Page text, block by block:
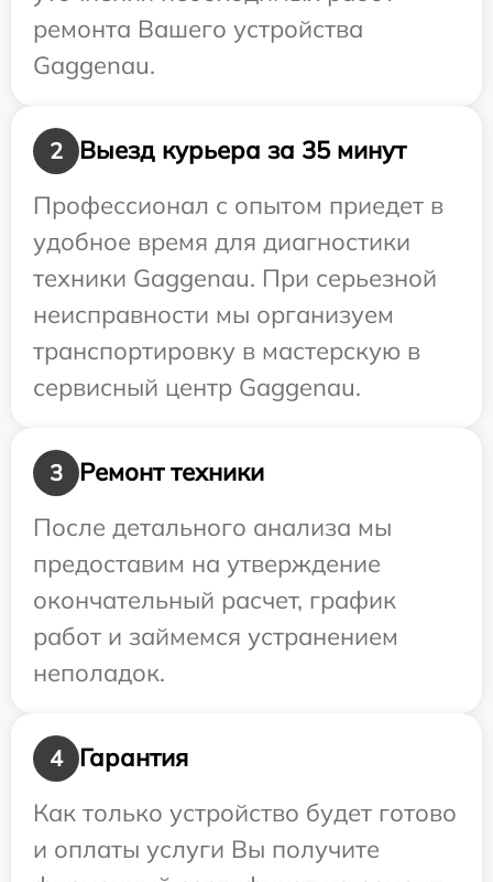
ремонта Вашего устройства
Gaggenau.
2
Выезд курьера за 35 минут
Профессионал с опытом приедет в
удобное время для диагностики
техники Gaggenau. При серьезной
неисправности мы организуем
транспортировку в мастерскую в
сервисный центр Gaggenau.
3
Ремонт техники
После детального анализа мы
предоставим на утверждение
окончательный расчет, график
работ и займемся устранением
неполадок.
4
Гарантия
Как только устройство будет готово
и оплаты услуги Вы получите